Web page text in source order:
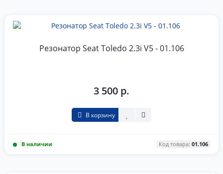
Резонатор Seat Toledo 2.3i V5 - 01.106
3 500 р.
В корзину
В наличии Код товара: 01.106